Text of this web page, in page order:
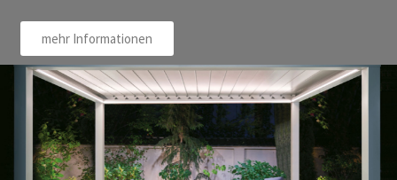
mehr Informationen